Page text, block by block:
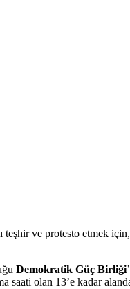
teşhir ve protesto etmek
Demokratik Güç Birliği
olan 13’e kadar